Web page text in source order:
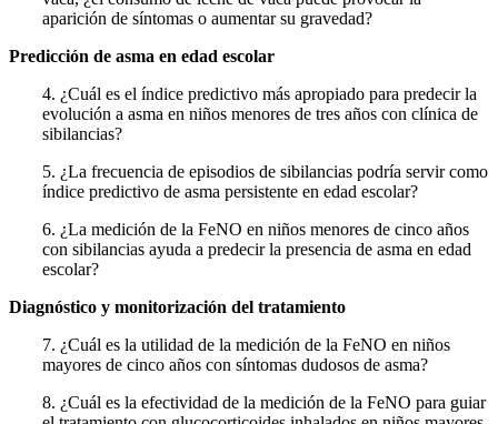
aparición de síntomas o aumentar su gravedad?
Predicción de asma en edad escolar
4. ¿Cuál es el índice predictivo más apropiado para predecir la
evolución a asma en niños menores de tres años con clínica de
sibilancias?
5. ¿La frecuencia de episodios de sibilancias podría servir como
índice predictivo de asma persistente en edad escolar?
6. ¿La medición de la FeNO en niños menores de cinco años
con sibilancias ayuda a predecir la presencia de asma en edad
escolar?
Diagnóstico y monitorización del tratamiento
7. ¿Cuál es la utilidad de la medición de la FeNO en niños
mayores de cinco años con síntomas dudosos de asma?
8. ¿Cuál es la efectividad de la medición de la FeNO para guiar